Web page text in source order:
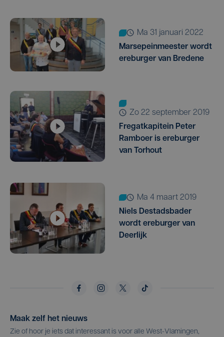
ma 31 januari 2022
Marsepeinmeester wordt
ereburger van Bredene
zo 22 september 2019
Fregatkapitein Peter
Ramboer is ereburger
van Torhout
ma 4 maart 2019
Niels Destadsbader
wordt ereburger van
Deerlijk
Maak zelf het nieuws
Zie of hoor je iets dat interessant is voor alle West-Vlamingen,